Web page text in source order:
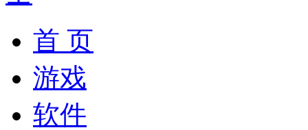
首 页
游戏
软件